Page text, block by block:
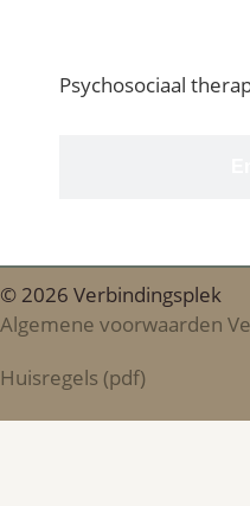
Psychosociaal
© 2026 Verbindingsplek
Algemene voorwaarden
Huisregels (pdf)